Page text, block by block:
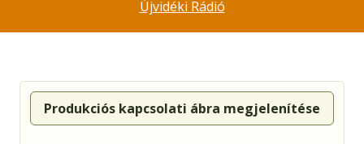
Újvidéki Rádió
Produkciós kapcsolati ábra megjelenítése